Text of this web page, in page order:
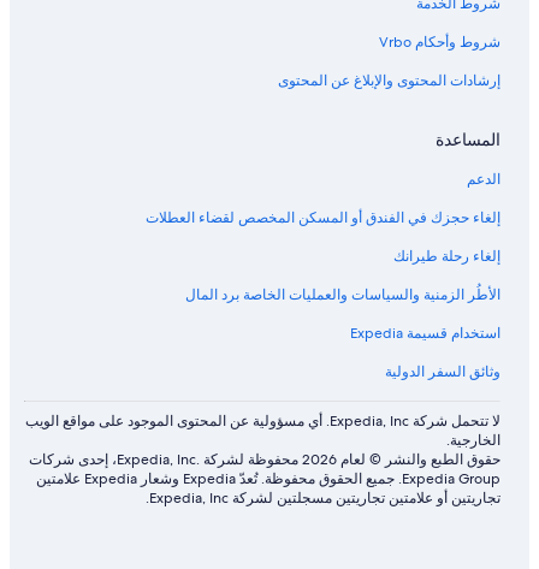
شروط الخدمة
شروط وأحكام Vrbo
إرشادات المحتوى والإبلاغ عن المحتوى
المساعدة
الدعم
إلغاء حجزك في الفندق أو المسكن المخصص لقضاء العطلات
إلغاء رحلة طيرانك
الأطُر الزمنية والسياسات والعمليات الخاصة برد المال
استخدام قسيمة Expedia
وثائق السفر الدولية
لا تتحمل شركة Expedia, Inc. أي مسؤولية عن المحتوى الموجود على مواقع الويب
الخارجية.
حقوق الطبع والنشر © لعام 2026 محفوظة لشركة .Expedia, Inc، إحدى شركات
Expedia Group. جميع الحقوق محفوظة. تُعدّ Expedia وشعار Expedia علامتين
تجاريتين أو علامتين تجاريتين مسجلتين لشركة Expedia, Inc.